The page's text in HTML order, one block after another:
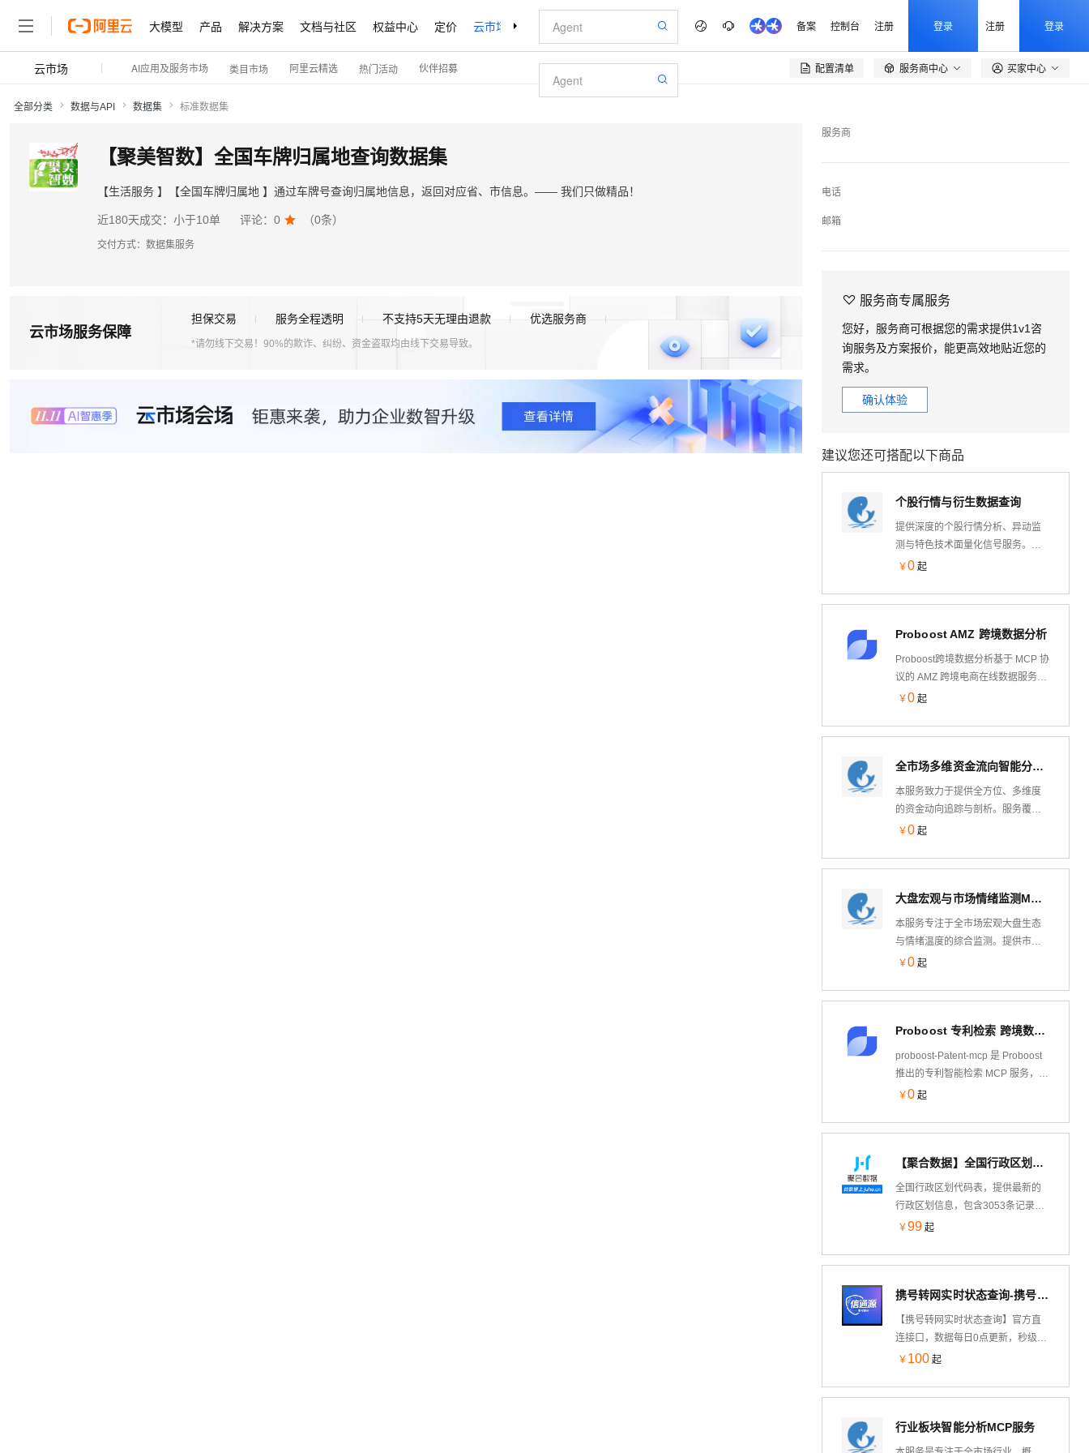
大模型 产品 解决方案 文档与社区 权益中心 定价 云市场 合作伙伴 了解阿里云 备案 控制台 注册 登录 注册 登录
云市场 AI应用及服务市场 类目市场 阿里云精选 热门活动 伙伴招募 配置清单  服务商中心 买家中心
全部分类 数据与API 数据集 标准数据集
【聚美智数】全国车牌归属地查询数据集
【生活服务 】【全国车牌归属地 】通过车牌号查询归属地信息，返回对应省、市信息。—— 我们只做精品！
近180天成交： 小于10单 评论： 0  （0条）
交付方式： 数据集服务
云市场服务保障
担保交易 服务全程透明 不支持5天无理由退款 优选服务商
*请勿线下交易！90%的欺诈、纠纷、资金盗取均由线下交易导致。
服务商
电话
邮箱
 服务商专属服务
您好，服务商可根据您的需求提供1v1咨
询服务及方案报价，能更高效地贴近您的
需求。
确认体验
建议您还可搭配以下商品
个股行情与衍生数据查询
提供深度的个股行情分析、异动监
测与特色技术面量化信号服务。支
持A股市场的实时行情、涨停/连板
辅助数据。
￥0 起
Proboost AMZ 跨境数据分析
Proboost跨境数据分析基于 MCP 协
议的 AMZ 跨境电商在线数据服务。
它将类目查询、智能选品、
Cursor、openboost-cli 等 AI 环境
中通过自然语言直接调用。服务覆
盖美国、英国、德国、法国、日本
格、评分、销量等维度筛选与排
序，帮助运营与开发者在对话中完
测，无需另行登录独立数据后台。
￥0 起
全市场多维资金流向智能分析MCP服务
本服务致力于提供全方位、多维度
的资金动向追踪与剖析。服务覆盖
微观个股大中小单、中观板块主力
决策系统实时洞察主力资金的主动
意图。
￥0 起
大盘宏观与市场情绪监测MCP服务
本服务专注于全市场宏观大盘生态
与情绪温度的综合监测。提供市场
个股涨跌多维分布、大盘实时及历
务系统全面掌握整体盘面的健康度
￥0 起
Proboost 专利检索 跨境数据分析
proboost-Patent-mcp 是 Proboost
推出的专利智能检索 MCP 服务，将
全球专利数据能力接入 AI 开发环
律状态与同族信息，并提供多语言
译文与 PDF/附图下载。研发、法务
与 IP 人员可在对话中直接完成专利
无需切换专业工具平台。
￥0 起
【聚合数据】全国行政区划代码表数据集
全国行政区划代码表，提供最新的
行政区划信息，包含3053条记录，
覆盖国家至区县级，适用于城乡规
￥99 起
携号转网实时状态查询-携号转网-携号转网状态查询-携号转网查询API-运营商归属查询-手机携号转网查询
【携号转网实时状态查询】官方直
连接口，数据每日0点更新，秒级返
回，支持5000笔/秒大并发，支持包
￥ 100 起
行业板块智能分析MCP服务